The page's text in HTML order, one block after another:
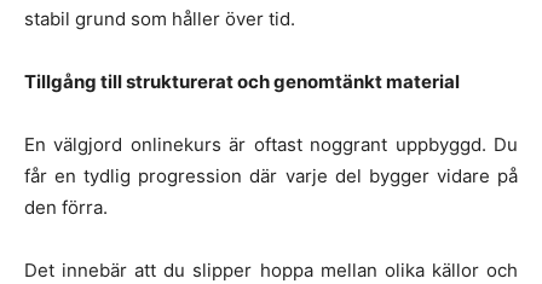
stabil grund som håller över tid.
Tillgång till strukturerat och genomtänkt material
En välgjord onlinekurs är oftast noggrant uppbyggd. Du
får en tydlig progression där varje del bygger vidare på
den förra.
Det innebär att du slipper hoppa mellan olika källor och